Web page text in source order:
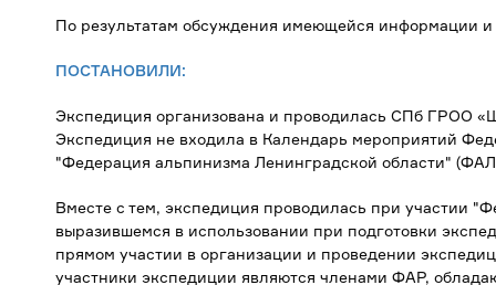
По результатам обсуждения имеющейся информации
ПОСТАНОВИЛИ:
Экспедиция организована и проводилась СПб
Экспедиция не входила в Календарь мероприятий
"Федерация альпинизма Ленинградской области"
Вместе с тем, экспедиция проводилась при участии
выразившемся в использовании при подготовки
прямом участии в организации и проведении
участники экспедиции являются членами ФАР,